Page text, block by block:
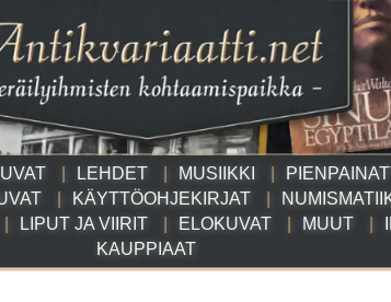
LEHDET MUSIIKKI
KÄYTTÖOHJEKIRJAT
LIPUT JA VIIRIT ELOKUVAT MUUT
KAUPPIAAT